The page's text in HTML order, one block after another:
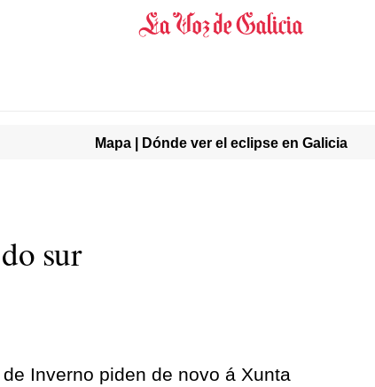
Mapa | Dónde ver el eclipse en Galicia
sur
Inverno piden de novo á Xunta